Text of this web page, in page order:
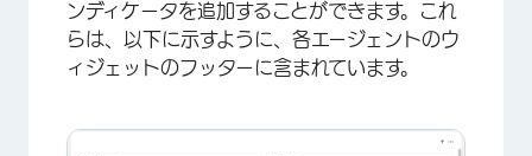
ンディケータを追加することができます。これ
らは、以下に示すように、各エージェントのウ
ィジェットのフッターに含まれています。